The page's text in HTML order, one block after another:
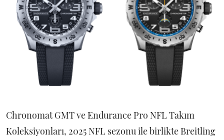
Chronomat GMT ve Endurance Pro NFL Takım
Koleksiyonları, 2025 NFL sezonu ile birlikte Breitling